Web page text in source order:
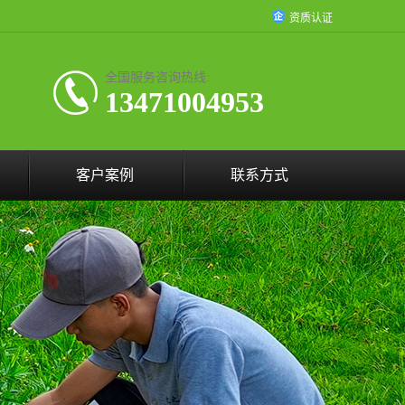
资质认证
全国服务咨询热线:
13471004953
客户案例 联系方式